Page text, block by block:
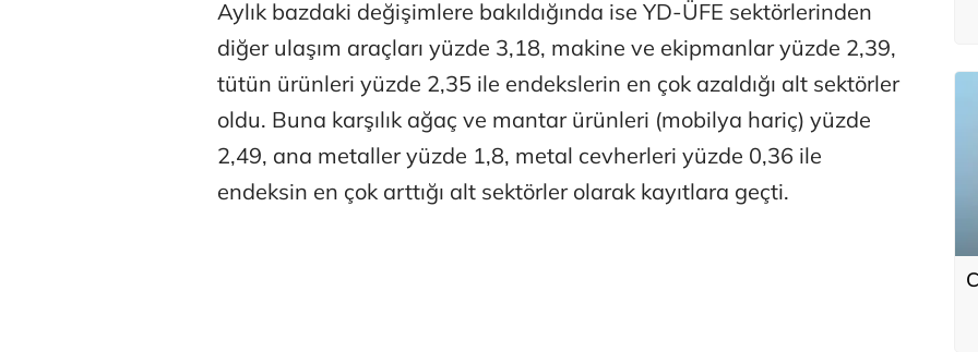
Aylık bazdaki değişimlere bakıldığında ise YD-ÜFE sektörlerinden
diğer ulaşım araçları yüzde 3,18, makine ve ekipmanlar yüzde 2,39,
tütün ürünleri yüzde 2,35 ile endekslerin en çok azaldığı alt sektörler
oldu. Buna karşılık ağaç ve mantar ürünleri (mobilya hariç) yüzde
2,49, ana metaller yüzde 1,8, metal cevherleri yüzde 0,36 ile
endeksin en çok arttığı alt sektörler olarak kayıtlara geçti.